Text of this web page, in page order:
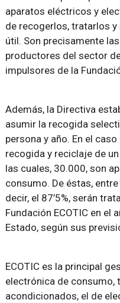
aparatos eléctricos y
de recogerlos, tratarlos
útil. Son precisamente
productores del sector
impulsores de la
Además, la Directiva
asumir la recogida
persona y año. En el
recogida y reciclaje de
las cuales, 30.000, son
consumo. De éstas,
decir, el 87’5%, serán
Fundación ECOTIC en el
Estado, según sus
ECOTIC es la principal
electrónica de consumo,
acondicionados, el de